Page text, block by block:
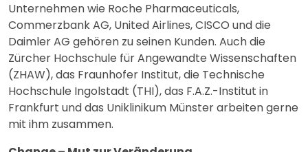
Unternehmen wie Roche Pharmaceuticals,
Commerzbank AG, United Airlines, CISCO und die
Daimler AG gehören zu seinen Kunden. Auch die
Zürcher Hochschule für Angewandte Wissenschaften
(ZHAW), das Fraunhofer Institut, die Technische
Hochschule Ingolstadt (THI), das F.A.Z.-Institut in
Frankfurt und das Uniklinikum Münster arbeiten gerne
mit ihm zusammen.